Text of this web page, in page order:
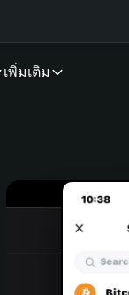
เพิ่มเติม